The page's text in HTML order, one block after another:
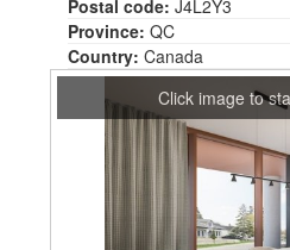
Postal code: J4L2Y3
Province: QC
Country: Canada
Click image to